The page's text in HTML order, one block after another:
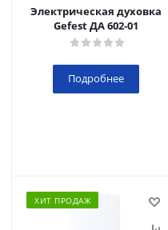
Электрическая духовка
Gefest ДА 602-01
Подробнее
ХИТ ПРОДАЖ